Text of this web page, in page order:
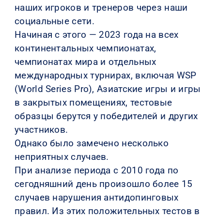
наших игроков и тренеров через наши
социальные сети.
Начиная с этого — 2023 года на всех
континентальных чемпионатах,
чемпионатах мира и отдельных
международных турнирах, включая WSP
(World Series Pro), Азиатские игры и игры
в закрытых помещениях, тестовые
образцы берутся у победителей и других
участников.
Однако было замечено несколько
неприятных случаев.
При анализе периода с 2010 года по
сегодняшний день произошло более 15
случаев нарушения антидопинговых
правил. Из этих положительных тестов в